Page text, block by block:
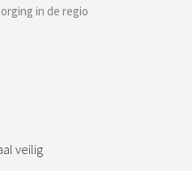
in de regio
veilig